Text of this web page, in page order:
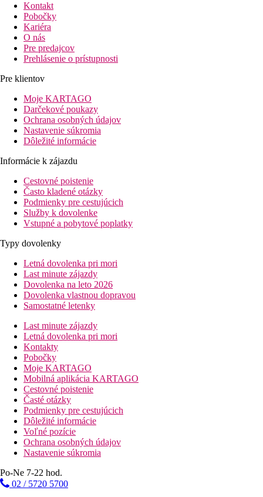
Kontakt
Pobočky
Kariéra
O nás
Pre predajcov
Prehlásenie o prístupnosti
Pre klientov
Moje KARTAGO
Darčekové poukazy
Ochrana osobných údajov
Nastavenie súkromia
Dôležité informácie
Informácie k zájazdu
Cestovné poistenie
Často kladené otázky
Podmienky pre cestujúcich
Služby k dovolenke
Vstupné a pobytové poplatky
Typy dovolenky
Letná dovolenka pri mori
Last minute zájazdy
Dovolenka na leto 2026
Dovolenka vlastnou dopravou
Samostatné letenky
Last minute zájazdy
Letná dovolenka pri mori
Kontakty
Pobočky
Moje KARTAGO
Mobilná aplikácia KARTAGO
Cestovné poistenie
Časté otázky
Podmienky pre cestujúcich
Dôležité informácie
Voľné pozície
Ochrana osobných údajov
Nastavenie súkromia
Po-Ne 7-22 hod.
02 / 5720 5700